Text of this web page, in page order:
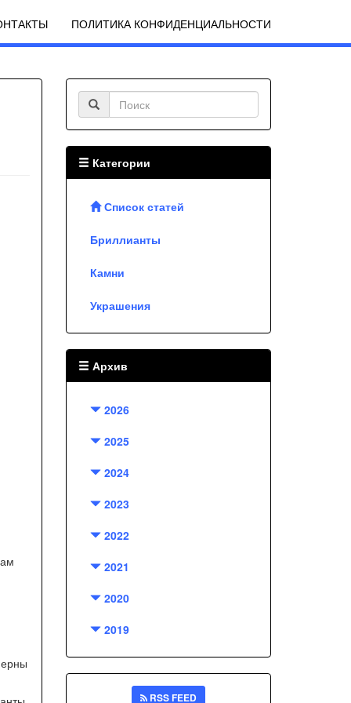
ПОЛИТИКА КОНФИДЕНЦИАЛЬНОСТИ
Категории
Список статей
Бриллианты
Камни
Украшения
Архив
2026
2025
2024
2023
2022
2021
2020
2019
RSS FEED